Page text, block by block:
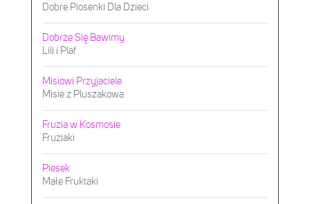
Dobre Piosenki Dla Dzieci
Dobrze Się Bawimy
Lili i Plaf
Misiowi Przyjaciele
Misie z Pluszakowa
Fruzia w Kosmosie
Fruziaki
Piesek
Małe Fruktaki